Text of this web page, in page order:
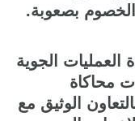
الخصوم بصعوبة.
الجوية
محاكاة
الوثيق مع